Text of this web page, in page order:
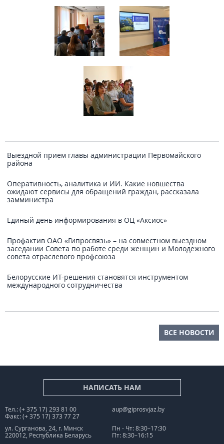
Выездной прием главы администрации Первомайского
района
Оперативность, аналитика и ИИ. Какие новшества
ожидают сервисы для обращений граждан, рассказала
замминистра
Единый день информирования в ОЦ «Аксиос»
Профактив ОАО «Гипросвязь» – на совместном выездном
заседании Совета по работе среди женщин и Молодежного
совета отраслевого профсоюза
Белорусские ИТ-решения становятся инструментом
международного сотрудничества
ВСЕ НОВОСТИ
НАПИСАТЬ НАМ
Тел.: (+ 375 17) 293 81 00
Факс: (+ 375 17) 373 77 27
aup@giprosvjaz.by
ул. Сурганова, 24, г. Минск
220012, Республика Беларусь
Пн - Чт: 8:30–17:30
Пт: 8:30–16:15